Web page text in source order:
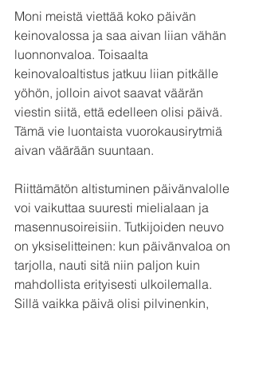
Moni meistä viettää koko päivän
keinovalossa ja saa aivan liian vähän
luonnonvaloa. Toisaalta
keinovaloaltistus jatkuu liian pitkälle
yöhön, jolloin aivot saavat väärän
viestin siitä, että edelleen olisi päivä.
Tämä vie luontaista vuorokausirytmiä
aivan väärään suuntaan.
Riittämätön altistuminen päivänvalolle
voi vaikuttaa suuresti mielialaan ja
masennusoireisiin. Tutkijoiden neuvo
on yksiselitteinen: kun päivänvaloa on
tarjolla, nauti sitä niin paljon kuin
mahdollista erityisesti ulkoilemalla.
Sillä vaikka päivä olisi pilvinenkin,